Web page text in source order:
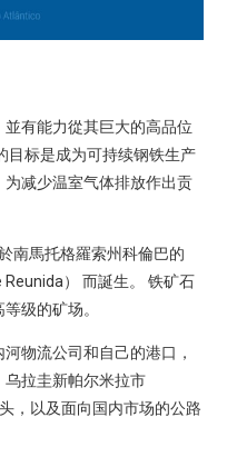
並有能力從其巨大的高品位
目标是成为可持续钢铁生产
减少温室气体排放作出贡
南馬托格羅索州科倫巴的
） 而誕生。 铁矿石
级的矿场。
物流公司和自己的港口，
乌拉圭新帕尔米拉市
，以及面向国内市场的公路